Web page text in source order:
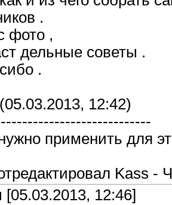
.
фото ,
дельные советы .
.
(05.03.2013, 12:42)
применить для
Kass -
[05.03.2013, 12:46]